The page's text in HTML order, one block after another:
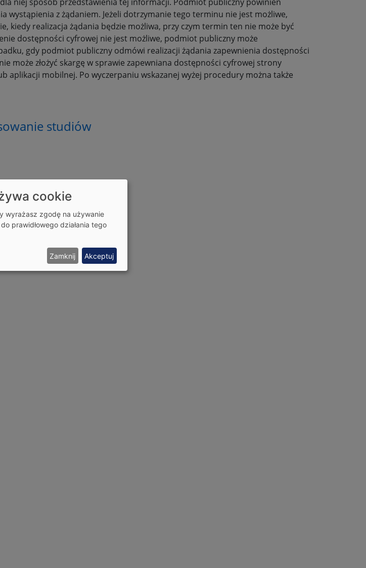
wystąpienia z żądaniem. Jeżeli dotrzymanie tego terminu nie jest możliwe,
kiedy realizacja żądania będzie możliwa, przy czym termin ten nie może być
dostępności cyfrowej nie jest możliwe, podmiot publiczny może
gdy podmiot publiczny odmówi realizacji żądania zapewnienia dostępności
może złożyć skargę w sprawie zapewniana dostępności cyfrowej strony
mobilnej. Po wyczerpaniu wskazanej wyżej procedury można także
studiów
cookie
wyrażasz zgodę na używanie
prawidłowego działania tego
Zamknij Akceptuj